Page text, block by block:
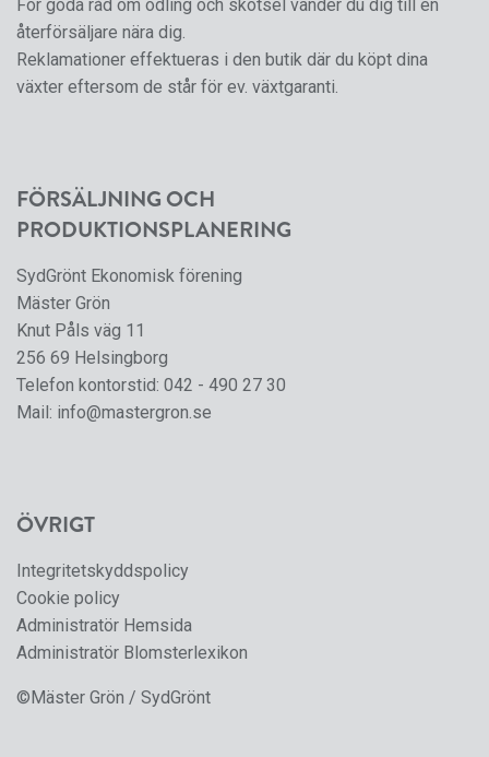
För goda råd om odling och skötsel vänder du dig till en
återförsäljare nära dig.
Reklamationer effektueras i den butik där du köpt dina
växter eftersom de står för ev. växtgaranti.
FÖRSÄLJNING OCH
PRODUKTIONSPLANERING
SydGrönt Ekonomisk förening
Mäster Grön
Knut Påls väg 11
256 69 Helsingborg
Telefon kontorstid: 042 - 490 27 30
Mail: info@mastergron.se
ÖVRIGT
Integritetskyddspolicy
Cookie policy
Administratör Hemsida
Administratör Blomsterlexikon
©Mäster Grön / SydGrönt